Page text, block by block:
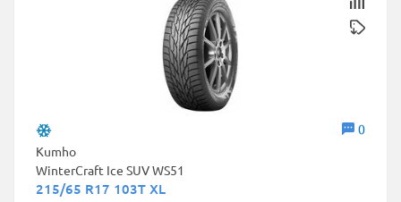
0
Kumho
WinterCraft Ice SUV WS51
215/65 R17 103T XL